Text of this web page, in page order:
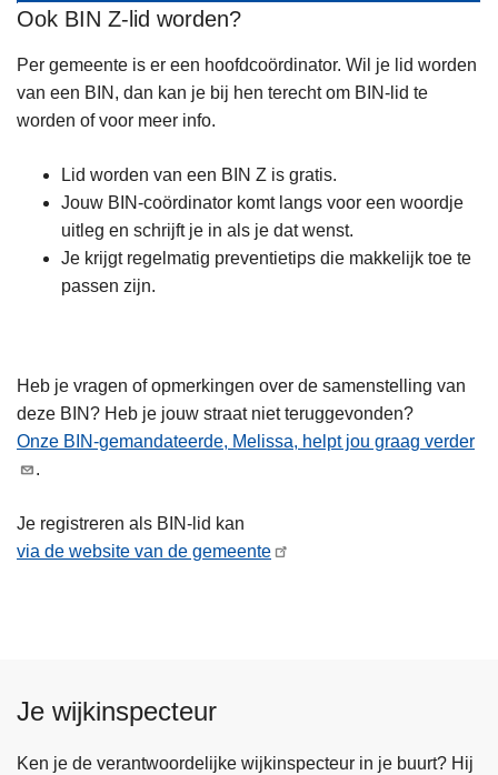
Ook BIN Z-lid worden?
Per gemeente is er een hoofdcoördinator. Wil je lid worden
van een BIN, dan kan je bij hen terecht om BIN-lid te
worden of voor meer info.
Lid worden van een BIN Z is gratis.
Jouw BIN-coördinator komt langs voor een woordje
uitleg en schrijft je in als je dat wenst.
Je krijgt regelmatig preventietips die makkelijk toe te
passen zijn.
Heb je vragen of opmerkingen over de samenstelling van
deze BIN? Heb je jouw straat niet teruggevonden?
Onze BIN-gemandateerde, Melissa, helpt jou graag verder
.
Je registreren als BIN-lid kan
via de website van de gemeente
Je wijkinspecteur
Ken je de verantwoordelijke wijkinspecteur in je buurt? Hij